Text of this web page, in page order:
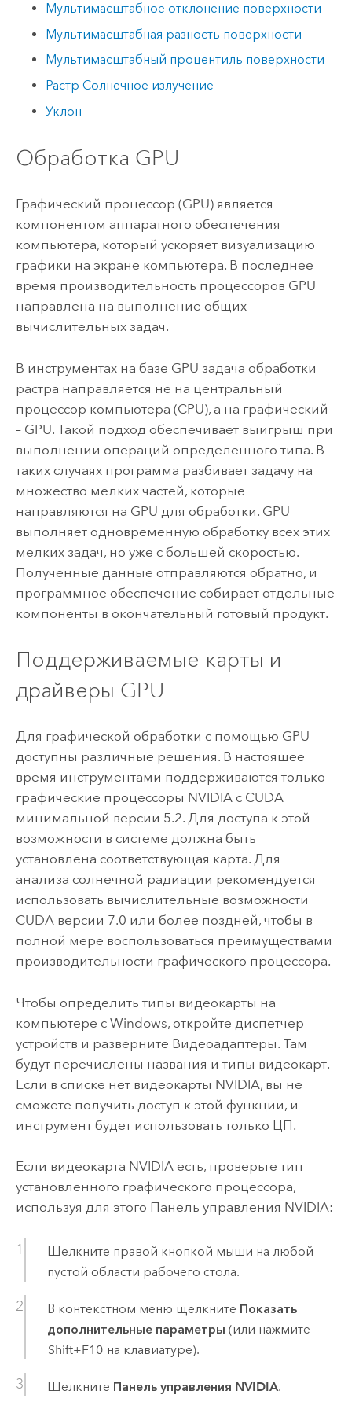
Мультимасштабное отклонение поверхности
Мультимасштабная разность поверхности
Мультимасштабный процентиль поверхности
Растр Солнечное излучение
Уклон
Обработка GPU
Графический процессор (GPU) является
компонентом аппаратного обеспечения
компьютера, который ускоряет визуализацию
графики на экране компьютера. В последнее
время производительность процессоров GPU
направлена на выполнение общих
вычислительных задач.
В инструментах на базе GPU задача обработки
растра направляется не на центральный
процессор компьютера (CPU), а на графический
– GPU. Такой подход обеспечивает выигрыш при
выполнении операций определенного типа. В
таких случаях программа разбивает задачу на
множество мелких частей, которые
направляются на GPU для обработки. GPU
выполняет одновременную обработку всех этих
мелких задач, но уже с большей скоростью.
Полученные данные отправляются обратно, и
программное обеспечение собирает отдельные
компоненты в окончательный готовый продукт.
Поддерживаемые карты и
драйверы GPU
Для графической обработки с помощью GPU
доступны различные решения. В настоящее
время инструментами поддерживаются только
графические процессоры NVIDIA с CUDA
минимальной версии 5.2. Для доступа к этой
возможности в системе должна быть
установлена соответствующая карта. Для
анализа солнечной радиации рекомендуется
использовать вычислительные возможности
CUDA версии 7.0 или более поздней, чтобы в
полной мере воспользоваться преимуществами
производительности графического процессора.
Чтобы определить типы видеокарты на
компьютере с Windows, откройте диспетчер
устройств и разверните Видеоадаптеры. Там
будут перечислены названия и типы видеокарт.
Если в списке нет видеокарты NVIDIA, вы не
сможете получить доступ к этой функции, и
инструмент будет использовать только ЦП.
Если видеокарта NVIDIA есть, проверьте тип
установленного графического процессора,
используя для этого Панель управления NVIDIA:
Щелкните правой кнопкой мыши на любой
пустой области рабочего стола.
В контекстном меню щелкните Показать
дополнительные параметры (или нажмите
Shift+F10 на клавиатуре).
Щелкните Панель управления NVIDIA.